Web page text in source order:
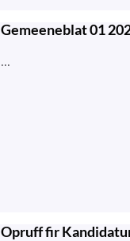
Gemeeneblat 01
...
Opruff fir